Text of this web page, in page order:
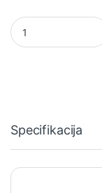
Električni bojler
Specifikacija